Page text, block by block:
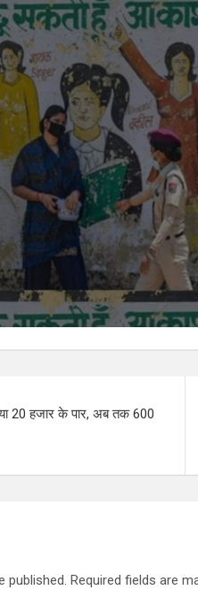
20 हजार के पार, अब तक 600
published. Required fields are